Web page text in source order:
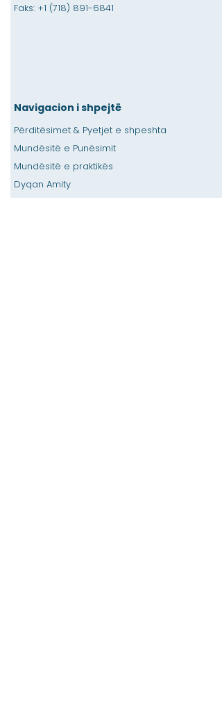
Faks: +1 (718) 891-6841
Navigacion i shpejtë
Përditësimet & Pyetjet e shpeshta
Mundësitë e Punësimit
Mundësitë e praktikës
Dyqan Amity
Dhënia